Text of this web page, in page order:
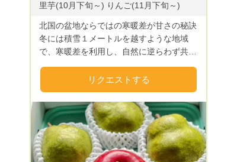
里芋(10月下旬～) りんご(11月下旬～)
北国の盆地ならではの寒暖差が甘さの秘訣
冬には積雪１メートルを越すような地域
で、寒暖差を利用し、自然に逆らわず共生
お届けしております。
リクエストする